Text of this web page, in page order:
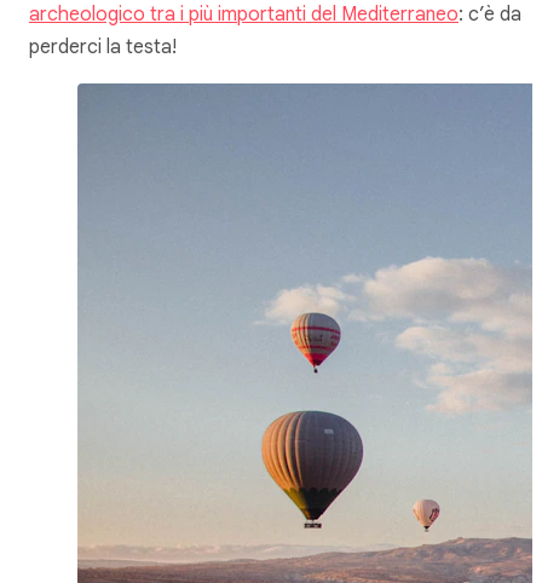
archeologico tra i più importanti del Mediterraneo: c’è da
perderci la testa!